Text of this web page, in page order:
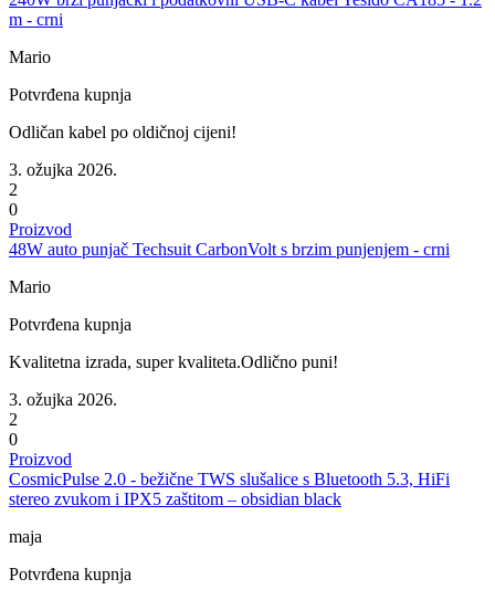
m - crni
Mario
Potvrđena kupnja
Odličan kabel po oldičnoj cijeni!
3. ožujka 2026.
2
0
Proizvod
48W auto punjač Techsuit CarbonVolt s brzim punjenjem - crni
Mario
Potvrđena kupnja
Kvalitetna izrada, super kvaliteta.Odlično puni!
3. ožujka 2026.
2
0
Proizvod
CosmicPulse 2.0 - bežične TWS slušalice s Bluetooth 5.3, HiFi
stereo zvukom i IPX5 zaštitom – obsidian black
maja
Potvrđena kupnja